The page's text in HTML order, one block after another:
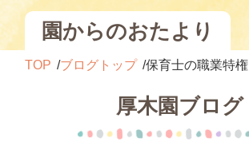
園からのおたより
TOP ブログトップ 保育士の職業特権
厚木園ブログ